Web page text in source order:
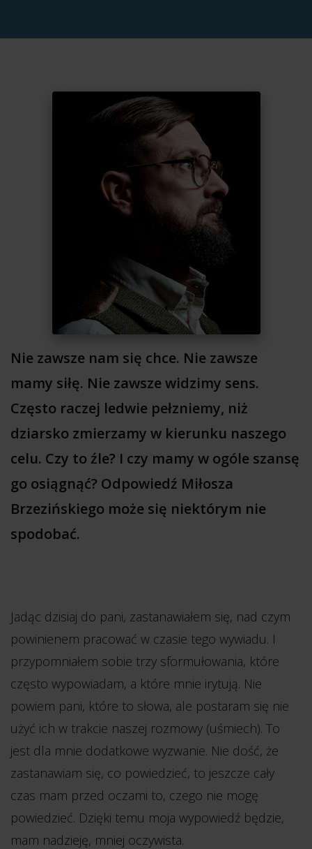
Nie zawsze nam się chce. Nie zawsze
mamy siłę. Nie zawsze widzimy sens.
Często raczej ledwie pełzniemy, niż
dziarsko zmierzamy w kierunku naszego
celu. Czy to źle? I czy mamy w ogóle szansę
go osiągnąć? Odpowiedź Miłosza
Brzezińskiego może się niektórym nie
spodobać.
Jadąc dzisiaj do pani, zastanawiałem się, nad czym
powinienem pracować w czasie tego wywiadu. I
przypomniałem sobie trzy sformułowania, które
często wypowiadam, a które mnie irytują. Nie
powiem pani, które to słowa, ale postaram się nie
użyć ich w trakcie naszej rozmowy (uśmiech). To
jest dla mnie dodatkowe wyzwanie. Nie dość, że
zastanawiam się, co powiedzieć, to jeszcze cały
czas mam przed oczami to, czego nie mogę
powiedzieć. Dzięki temu moja wypowiedź będzie,
mam nadzieję, mniej oczywista.